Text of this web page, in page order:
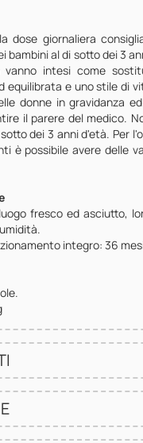
dose giornaliera
bambini al di sotto dei 3
vanno intesi come
equilibrata e uno stile di
donne in gravidanza
il parere del medico.
dei 3 anni d'età. Per
è possibile avere delle
fresco ed asciutto,
integro: 36